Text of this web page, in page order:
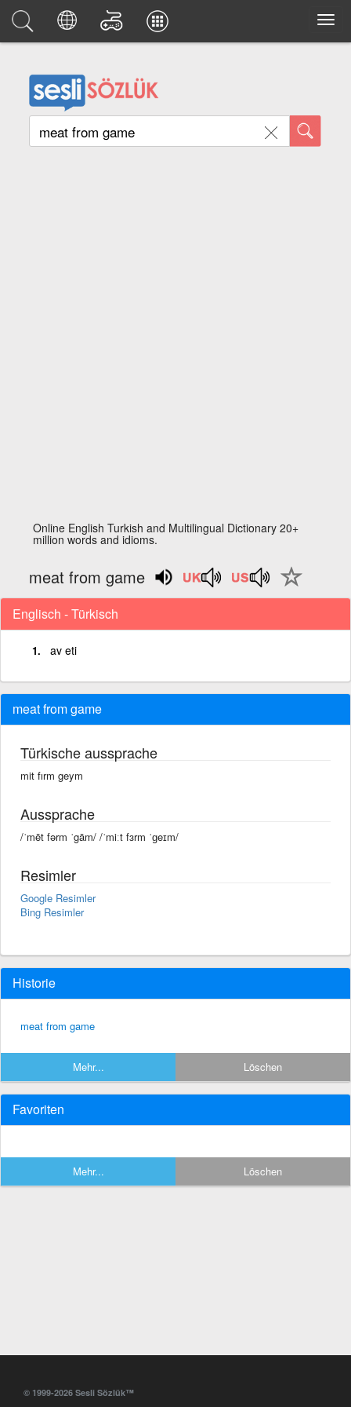
Online English Turkish and Multilingual Dictionary 20+
million words and idioms.
meat from game
Englisch - Türkisch
av eti
meat from game
Türkische aussprache
mit fırm geym
Aussprache
/ˈmēt fərm ˈgām/ /ˈmiːt fɜrm ˈɡeɪm/
Resimler
Google Resimler
Bing Resimler
Historie
meat from game
Mehr... Löschen
Favoriten
Mehr... Löschen
© 1999-2026 Sesli Sözlük™